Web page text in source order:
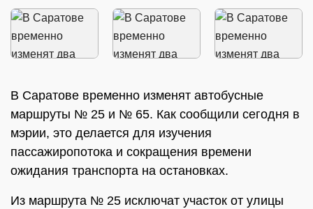
В Саратове временно изменят автобусные
маршруты № 25 и № 65. Как сообщили сегодня в
мэрии, это делается для изучения
пассажиропотока и сокращения времени
ожидания транспорта на остановках.
Из маршрута № 25 исключат участок от улицы